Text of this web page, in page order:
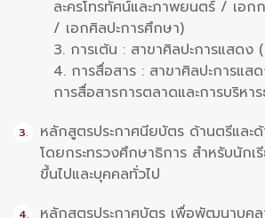
ละครโทรทัศน์และภาพยนตร์ / เอก
/ เอกศิลปะการศึกษา)
3. การเต้น : สาขาศิลปะการแสดง
4. การสื่อสาร : สาขาศิลปะการแส
การสื่อสารการตลาดและการบริหา
หลักสูตรประกาศนียบัตร ด้านตรีและ
โดยกระทรวงศึกษาธิการ สำหรับนัก
ขึ้นไปและบุคคลทั่วไป